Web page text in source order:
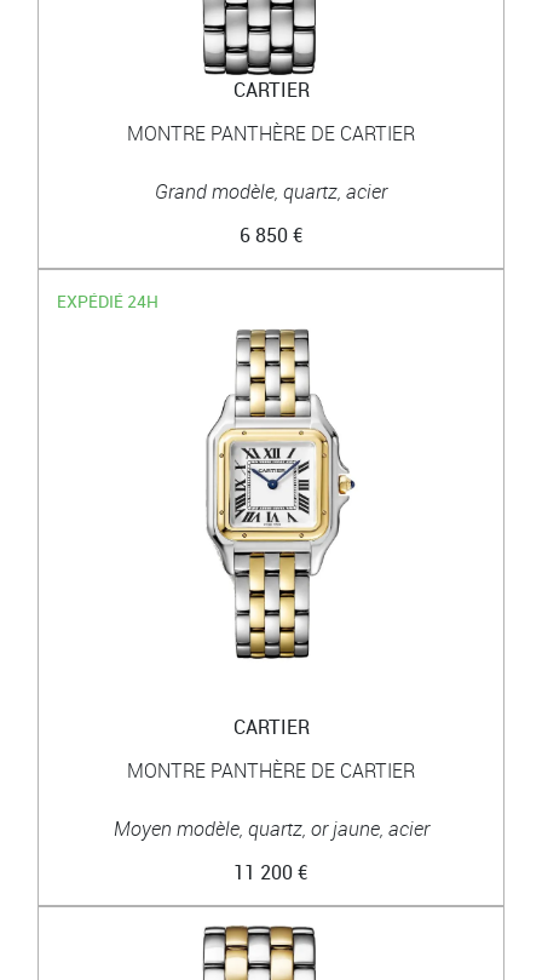
CARTIER
MONTRE PANTHÈRE DE CARTIER
Grand modèle, quartz, acier
6 850 €
EXPÉDIÉ 24H
CARTIER
MONTRE PANTHÈRE DE CARTIER
Moyen modèle, quartz, or jaune, acier
11 200 €